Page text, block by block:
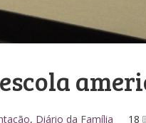
, Diário da Família 18